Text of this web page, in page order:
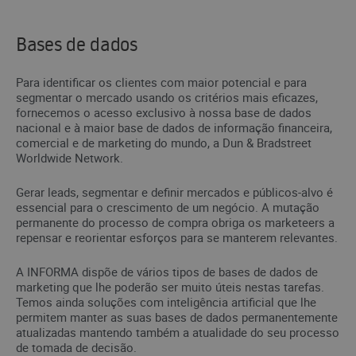
Bases de dados
Para identificar os clientes com maior potencial e para
segmentar o mercado usando os critérios mais eficazes,
fornecemos o acesso exclusivo à nossa base de dados
nacional e à maior base de dados de informação financeira,
comercial e de marketing do mundo, a Dun & Bradstreet
Worldwide Network.
Gerar leads, segmentar e definir mercados e públicos-alvo é
essencial para o crescimento de um negócio. A mutação
permanente do processo de compra obriga os marketeers a
repensar e reorientar esforços para se manterem relevantes.
A INFORMA dispõe de vários tipos de bases de dados de
marketing que lhe poderão ser muito úteis nestas tarefas.
Temos ainda soluções com inteligência artificial que lhe
permitem manter as suas bases de dados permanentemente
atualizadas mantendo também a atualidade do seu processo
de tomada de decisão.